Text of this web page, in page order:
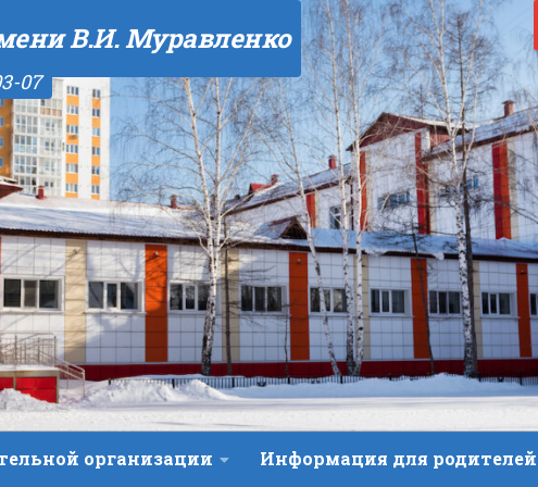
В.И. Муравленко
07
организации Информация для родителей